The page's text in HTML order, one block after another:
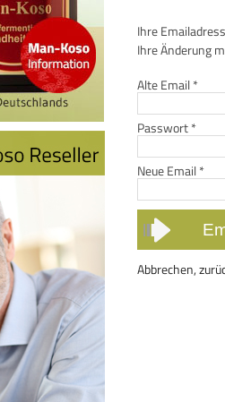
Ihre
Ihre Änderung
Alte Email*
Passwort*
Neue Email*
Abbrechen,